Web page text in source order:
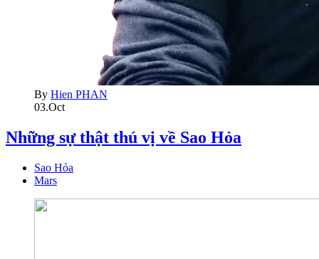
By Hien PHAN
03.Oct
Những sự thật thú vị về Sao Hỏa
Sao Hỏa
Mars